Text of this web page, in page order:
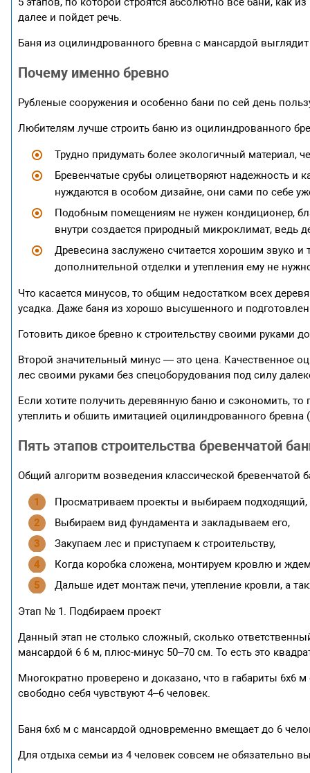
далее и пойдет речь.
Баня из оцилиндрованного бревна с мансардой
Почему именно бревно
Рубленые сооружения и особенно бани по сей день
Любителям лучше строить баню из оцилиндрованного
Трудно придумать более экологичный материал,
Бревенчатые срубы олицетворяют надежность и
нуждаются в особом дизайне, они сами по себе
Подобным помещениям не нужен кондиционер,
внутри создается природный микроклимат, ведь
Древесина заслужено считается хорошим звуко
дополнительной отделки и утепления ему не
Что касается минусов, то общим недостатком всех
усадка. Даже баня из хорошо высушенного и
Готовить дикое бревно к строительству своими руками
Второй значительный минус — это цена. Качественное
лес своими руками без спецоборудования под силу
Если хотите получить деревянную баню и сэкономить,
утеплить и обшить имитацией оцилиндрованного бревна
Пять этапов строительства бревенчатой
Общий алгоритм возведения классической бревенчатой
Просматриваем проекты и выбираем подходящий,
Выбираем вид фундамента и закладываем его,
Закупаем лес и приступаем к строительству,
Когда коробка сложена, монтируем кровлю и
Дальше идет монтаж печи, утепление кровли, а
Этап № 1. Подбираем проект
Данный этап не столько сложный, сколько
мансардой 6 6 м, плюс-минус 50–70 см. То есть это
Многократно проверено и доказано, что в габариты
свободно себя чувствуют 4–6 человек.
Баня 6х6 м с мансардой одновременно вмещает до 6
Для отдыха семьи из 4 человек совсем не обязательно